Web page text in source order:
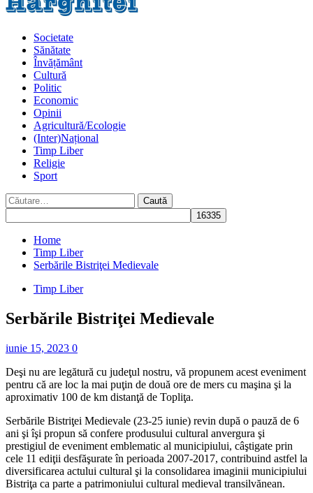
Societate
Sănătate
Învățământ
Cultură
Politic
Economic
Opinii
Agricultură/Ecologie
(Inter)Național
Timp Liber
Religie
Sport
Caută
după:
Home
Timp Liber
Serbările Bistriţei Medievale
Timp Liber
Serbările Bistriţei Medievale
iunie 15, 2023 0
Deşi nu are legătură cu judeţul nostru, vă propunem acest eveniment
pentru că are loc la mai puţin de două ore de mers cu maşina şi la
aproximativ 100 de km distanţă de Topliţa.
Serbările Bistriţei Medievale (23-25 iunie) revin după o pauză de 6
ani şi îşi propun să confere produsului cultural anvergura şi
prestigiul de eveniment emblematic al municipiului, câştigate prin
cele 11 ediţii desfăşurate în perioada 2007-2017, contribuind astfel la
diversificarea actului cultural şi la consolidarea imaginii municipiului
Bistriţa ca parte a patrimoniului cultural medieval transilvănean.